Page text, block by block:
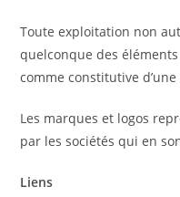
Toute exploitation non
quelconque des
comme constitutive
Les marques et logos
par les sociétés qui en
Liens